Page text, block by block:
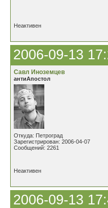
Неактивен
2006-09-13
Савл Иноземцев
антиАпостол
Откуда: Петроград
Зарегистрирован: 2006-04-07
Сообщений: 2261
Неактивен
2006-09-13